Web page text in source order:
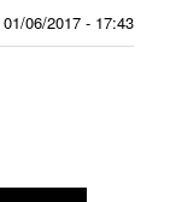
01/06/2017 - 17:43